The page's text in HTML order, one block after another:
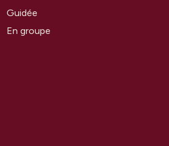
Guidée
En groupe